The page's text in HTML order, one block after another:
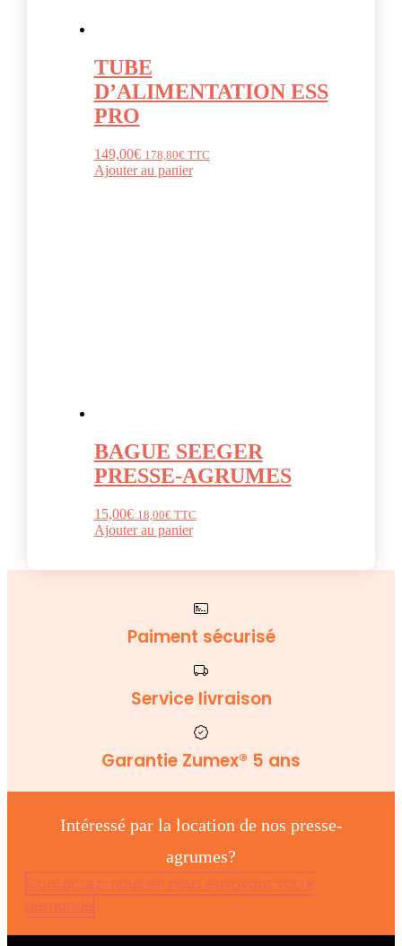
TUBE
D’ALIMENTATION ESS
PRO
149,00€ 178,80€TTC
Ajouter au panier
BAGUE SEEGER
PRESSE-AGRUMES
15,00€ 18,00€TTC
Ajouter au panier
Paiment sécurisé
Service livraison
Garantie Zumex® 5 ans
Intéressé par la location de nos presse-
agrumes?
Contactez-nous en nous envoyant votre
demande